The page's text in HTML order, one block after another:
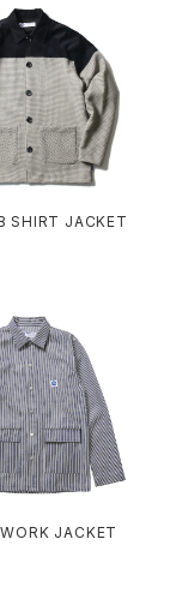
SHIRT JACKET
JACKET